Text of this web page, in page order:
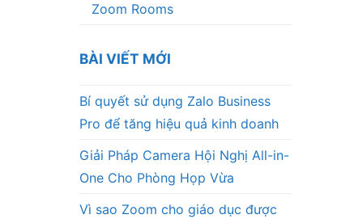
Zoom Rooms
BÀI VIẾT MỚI
Bí quyết sử dụng Zalo Business
Pro để tăng hiệu quả kinh doanh
Giải Pháp Camera Hội Nghị All-in-
One Cho Phòng Họp Vừa
Vì sao Zoom cho giáo dục được